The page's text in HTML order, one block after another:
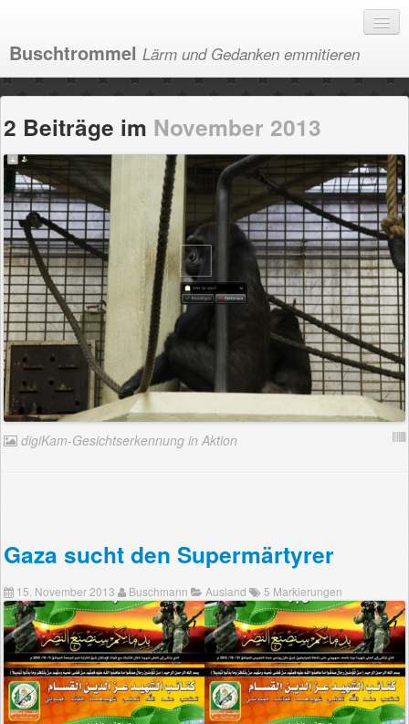
Buschtrommel Lärm und Gedanken emmitieren
Bilder
Kategorien
Impressum
2 Beiträge im November 2013
digiKam-Gesichtserkennung in Aktion
Gaza sucht den Supermärtyrer
15. November 2013 Buschmann Ausland 5 Markierungen